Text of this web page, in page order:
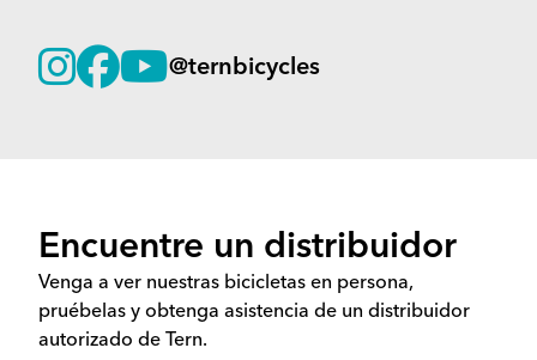
@ternbicycles
Encuentre un distribuidor
Venga a ver nuestras bicicletas en persona,
pruébelas y obtenga asistencia de un distribuidor
autorizado de Tern.